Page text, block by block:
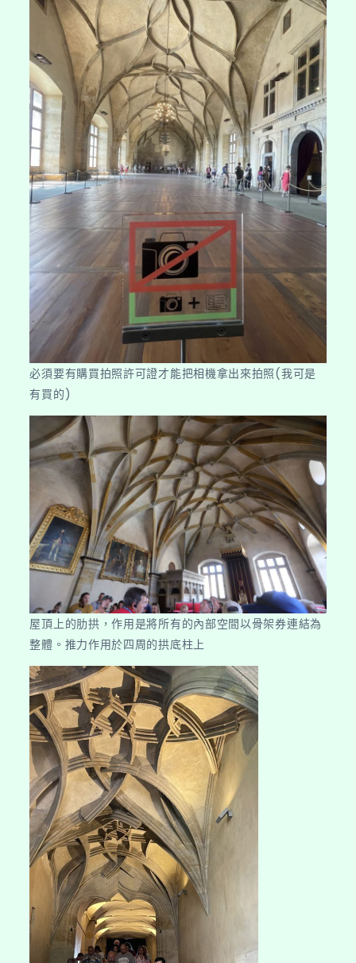
必須要有購買拍照許可證才能把相機拿出來拍照(我可是
有買的)
屋頂上的肋拱，作用是將所有的內部空間以骨架券連結為
整體。推力作用於四周的拱底柱上